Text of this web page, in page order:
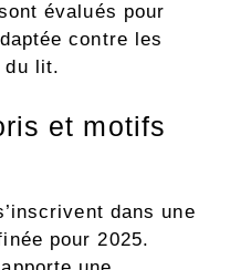
évalués pour
contre les
du lit.
et motifs
dans une
pour 2025.